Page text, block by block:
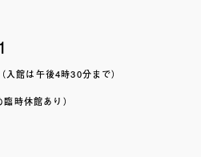
（入館は午後4時30分まで）
臨時休館あり）